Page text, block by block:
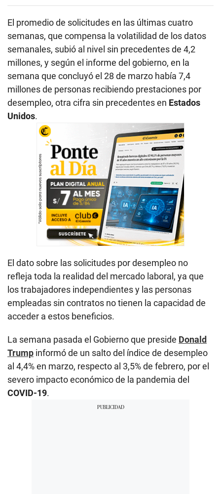
El promedio de solicitudes en las últimas cuatro
semanas, que compensa la volatilidad de los datos
semanales, subió al nivel sin precedentes de 4,2
millones, y según el informe del gobierno, en la
semana que concluyó el 28 de marzo había 7,4
millones de personas recibiendo prestaciones por
desempleo, otra cifra sin precedentes en Estados
Unidos.
El dato sobre las solicitudes por desempleo no
refleja toda la realidad del mercado laboral, ya que
los trabajadores independientes y las personas
empleadas sin contratos no tienen la capacidad de
acceder a estos beneficios.
La semana pasada el Gobierno que preside Donald
Trump informó de un salto del índice de desempleo
al 4,4% en marzo, respecto al 3,5% de febrero, por el
severo impacto económico de la pandemia del
COVID-19.